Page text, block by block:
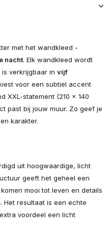
met het wandkleed -
nacht. Elk wandkleed wordt
verkrijgbaar in vijf
voor een subtiel accent
XXL-statement (210 × 140
past bij jouw muur. Zo geef je
karakter.
uit hoogwaardige, licht
geeft het geheel een
mooi tot leven en details
resultaat is een echte
voordeel een licht